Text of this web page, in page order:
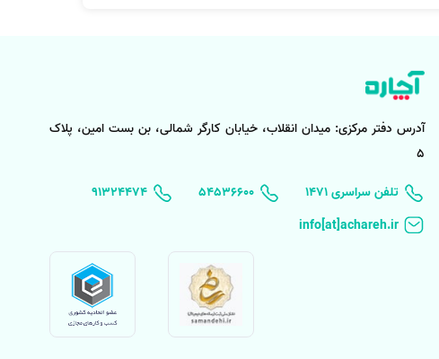
آدرس دفتر مرکزی: میدان انقلاب، خیابان کارگر شمالی، بن بست امین، پلاک
5
۱۴۷۱ تلفن سراسری
۵۴۵۳۶۶۰۰ 91324474